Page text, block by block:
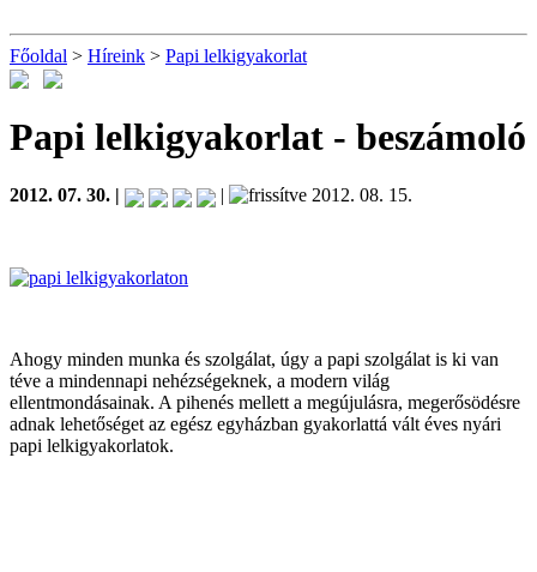
Főoldal > Híreink > Papi lelkigyakorlat
Papi lelkigyakorlat - beszámoló
2012. 07. 30. | | 2012. 08. 15.
Ahogy minden munka és szolgálat, úgy a papi szolgálat is ki van
téve a mindennapi nehézségeknek, a modern világ
ellentmondásainak. A pihenés mellett a megújulásra, megerősödésre
adnak lehetőséget az egész egyházban gyakorlattá vált éves nyári
papi lelkigyakorlatok.